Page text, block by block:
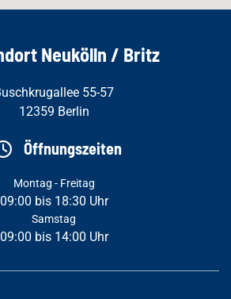
Neukölln / Britz
55-57
12359 Berlin
Öffnungszeiten
Montag - Freitag
09:00 bis 18:30 Uhr
Samstag
09:00 bis 14:00 Uhr